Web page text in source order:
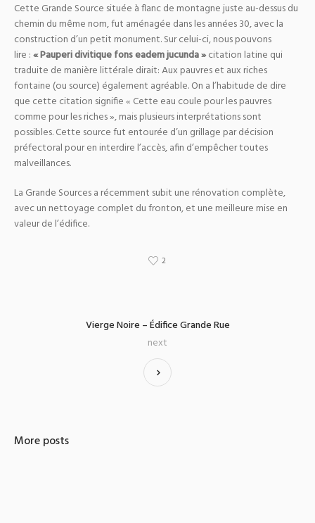
Cette Grande Source située à flanc de montagne juste au-dessus du
chemin du même nom, fut aménagée dans les années 30, avec la
construction d’un petit monument. Sur celui-ci, nous pouvons
lire :« Pauperi divitique fons eadem jucunda »citation latine qui
traduite de manière littérale dirait: Aux pauvres et aux riches
fontaine (ou source) également agréable. On a l’habitude de dire
que cette citation signifie « Cette eau coule pour les pauvres
comme pour les riches », mais plusieurs interprétations sont
possibles. Cette source fut entourée d’un grillage par décision
préfectoral pour en interdire l’accès, afin d’empêcher toutes
malveillances.
La Grande Sources a récemment subit une rénovation complète,
avec un nettoyage complet du fronton, et une meilleure mise en
valeur de l’édifice.
2
Vierge Noire – Édifice Grande Rue
next
More posts